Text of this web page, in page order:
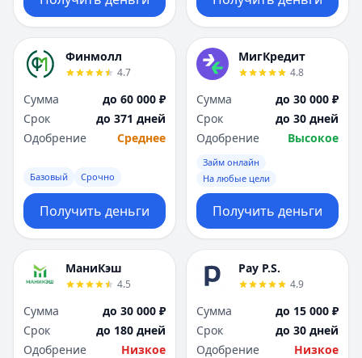
Финмолл
4.7
Сумма
до 60 000 ₽
Срок
до 371 дней
Одобрение
Среднее
Базовый Срочно
Получить деньги
МигКредит
4.8
Сумма
до 30 000 ₽
Срок
до 30 дней
Одобрение
Высокое
Займ онлайн
На любые цели
Получить деньги
МаниКэш
4.5
Сумма
до 30 000 ₽
Срок
до 180 дней
Одобрение
Низкое
Pay P.S.
4.9
Сумма
до 15 000 ₽
Срок
до 30 дней
Одобрение
Низкое